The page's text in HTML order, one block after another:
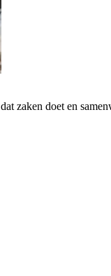
zaken doet en